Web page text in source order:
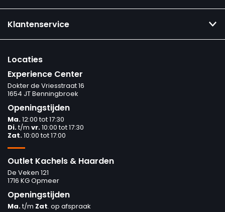
Klantenservice
Locaties
Experience Center
Dokter de Vriesstraat 16
1654 JT Benningbroek
Openingstijden
Ma.12:00 tot 17:30
Di.t/m vr.10:00 tot 17:30
Zat.10:00 tot 17:00
Outlet Kachels & Haarden
De Veken 121
1716 KG Opmeer
Openingstijden
Ma.t/m Zat. op afspraak